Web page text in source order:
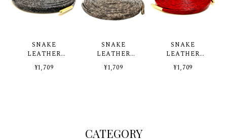
SNAKE
LEATHER
SHOELACES
【BLACK】
¥1,709
SNAKE
LEATHER
SHOELACES
【WHITE】
¥1,709
SNAKE
LEATHER
SHOELACES
【RED】
¥1,709
CATEGORY